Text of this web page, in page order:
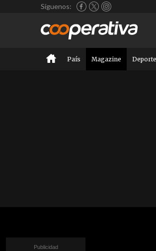
Síguenos:
País Magazine